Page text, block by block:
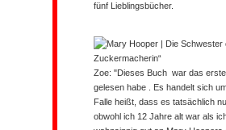
fünf Lieblingsbücher.
Zuckermacherin“
Zoe: "Dieses Buch war das
gelesen habe . Es handelt sich
Falle heißt, dass es tatsächlich
obwohl ich 12 Jahre alt war als